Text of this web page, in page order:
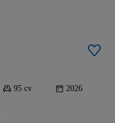
95 cv 2026